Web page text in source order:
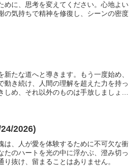
めに、思考を変えてください。心地よい
の気持ちで精神を修復し、シーンの密度
たな道へと導きます。もう一度始め、
き続け、人間の理解を超えた力を持っ
め、それ以外のものは手放しましょ
2026)
は、人が愛を体験するために不可欠な衝
のハートを光の中に浮かぶ、澄み切っ
抜け、留まることはありません。